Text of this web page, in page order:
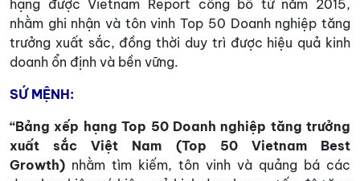
hạng được Vietnam Report công bố từ năm 2015,
nhằm ghi nhận và tôn vinh Top 50 Doanh nghiệp tăng
trưởng xuất sắc, đồng thời duy trì được hiệu quả kinh
doanh ổn định và bền vững.
SỨ MỆNH:
“Bảng xếp hạng Top 50 Doanh nghiệp tăng trưởng
xuất sắc Việt Nam (Top 50 Vietnam Best
Growth) nhằm tìm kiếm, tôn vinh và quảng bá các